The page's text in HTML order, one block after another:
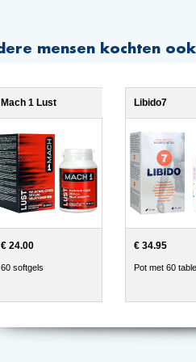
mensen kochten
Mach 1 Lust
€ 24.00
60 softgels
Libido7
€ 34.95
Pot met 60